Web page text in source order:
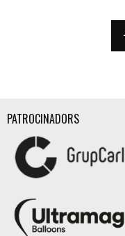
PATROCINADORS